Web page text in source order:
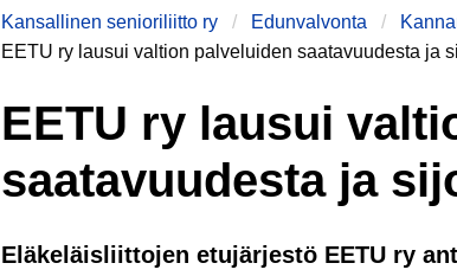
Kansallinen senioriliitto ry Edunvalvonta
EETU ry lausui valtion palveluiden saatavuudesta ja
EETU ry lausui
saatavuudesta ja
Eläkeläisliittojen etujärjestö EETU ry